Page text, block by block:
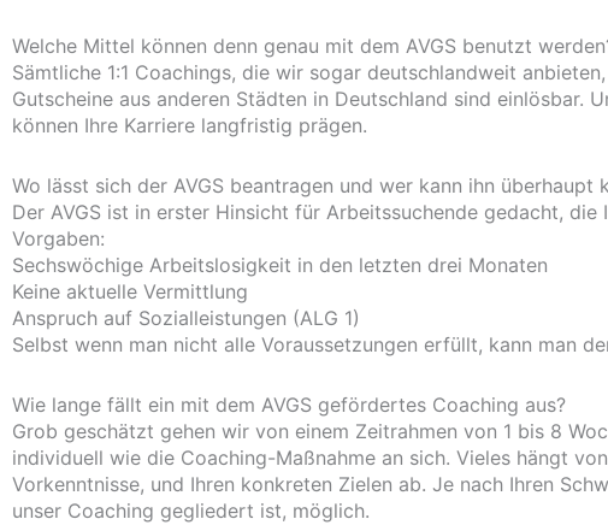
Welche Mittel können denn genau mit dem AVGS benutzt
Sämtliche 1:1 Coachings, die wir sogar deutschlandweit
Gutscheine aus anderen Städten in Deutschland sind einlösbar.
können Ihre Karriere langfristig prägen.
Wo lässt sich der AVGS beantragen und wer kann ihn überhaupt
Der AVGS ist in erster Hinsicht für Arbeitssuchende gedacht,
Vorgaben:
Sechswöchige Arbeitslosigkeit in den letzten drei Monaten
Keine aktuelle Vermittlung
Anspruch auf Sozialleistungen (ALG 1)
Selbst wenn man nicht alle Voraussetzungen erfüllt, kann man
Wie lange fällt ein mit dem AVGS gefördertes Coaching aus?
Grob geschätzt gehen wir von einem Zeitrahmen von 1 bis 8
individuell wie die Coaching-Maßnahme an sich. Vieles hängt
Vorkenntnisse, und Ihren konkreten Zielen ab. Je nach Ihren
unser Coaching gegliedert ist, möglich.